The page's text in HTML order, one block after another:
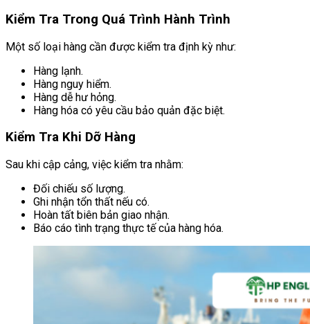
Kiểm Tra Trong Quá Trình Hành Trình
Một số loại hàng cần được kiểm tra định kỳ như:
Hàng lạnh.
Hàng nguy hiểm.
Hàng dễ hư hỏng.
Hàng hóa có yêu cầu bảo quản đặc biệt.
Kiểm Tra Khi Dỡ Hàng
Sau khi cập cảng, việc kiểm tra nhằm:
Đối chiếu số lượng.
Ghi nhận tổn thất nếu có.
Hoàn tất biên bản giao nhận.
Báo cáo tình trạng thực tế của hàng hóa.